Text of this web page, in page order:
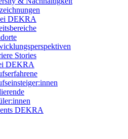
DEKRA
Stories
DEKRA
DEKRA